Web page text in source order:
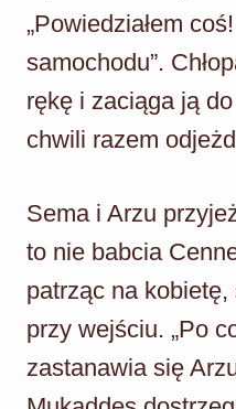
„Powiedziałem
samochodu”.
rękę i zaciąga ją
chwili razem
Sema i Arzu
to nie babcia
patrząc na
przy wejściu. „Po
zastanawia się